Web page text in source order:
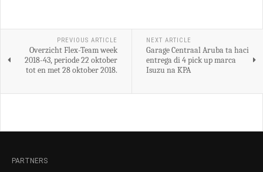
PREVIOUS ARTICLE
Overzicht Flex-Team week
2018-43, periode 22 oktober
tot en met 28 oktober 2018.
NEXT ARTICLE
Garage Centraal Aruba ta haci
entrega di 4 pick up marca
Isuzu na KPA
PARTNERS